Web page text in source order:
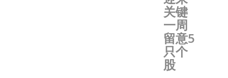
关键
一周
留意5
只个
股